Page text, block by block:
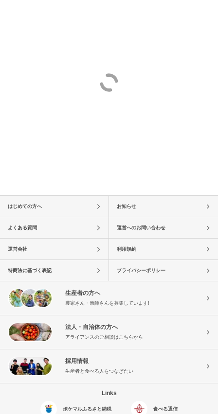
はじめての方へ お知らせ
よくある質問 運営へのお問い合わせ
運営会社 利用規約
特商法に基づく表記 プライバシーポリシー
生産者の方へ
農家さん・漁師さんを募集しています!
法人・自治体の方へ
アライアンスのご相談はこちらから
採用情報
生産者と食べる人をつなぎたい
Links
ポケマルふるさと納税 食べる通信